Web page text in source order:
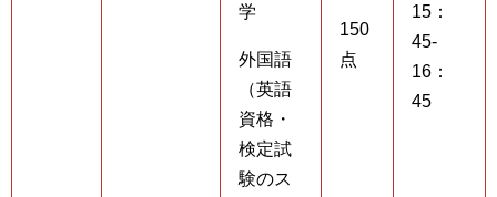
学
外国語
（英語
資格・
検定試
験のス
150
点
15：
45-
16：
45